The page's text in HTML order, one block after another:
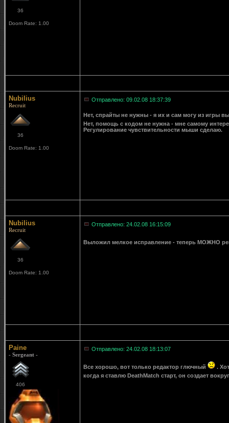
36
Doom Rate: 1.00
Nubilius
Recruit
36
Doom Rate: 1.00
Отправлено: 09.02.08 18:37:39
Нет, спрайты не нужны - я их и сам могу из игры
Нет, помощь с кодом не нужна - мне самому
Регулирование чувствительности мыши сделаю.
Nubilius
Recruit
36
Doom Rate: 1.00
Отправлено: 24.02.08 16:15:09
Выложил мелкое исправление - теперь МОЖНО
Paine
- Sergeant -
406
Отправлено: 24.02.08 18:13:07
Все хорошо, вот только редактор глючный
.
когда я ставлю DeathMatch старт, он создает